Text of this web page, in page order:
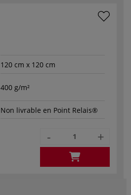
120 cm x 120 cm
400 g/m²
Non livrable en Point Relais®
- +